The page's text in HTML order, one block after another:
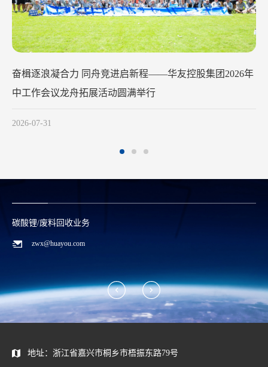
华友钴业2026年中工作会议在苏州召开
钴/镍金属业务
0573-88589996
地址：浙江省嘉兴市桐乡市梧振东路79号